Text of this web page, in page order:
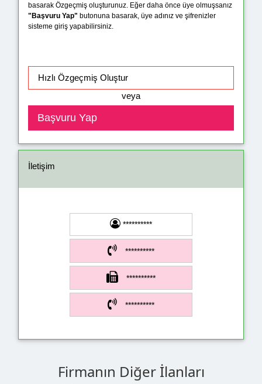
basarak Özgeçmiş oluşturunuz. Eğer daha önce üye olmuşsanız
"Başvuru Yap" butonuna basarak, üye adınız ve şifrenizler
sisteme giriş yapabilirsiniz.
veya
İletişim
**********
**********
**********
**********
Firmanın Diğer İlanları